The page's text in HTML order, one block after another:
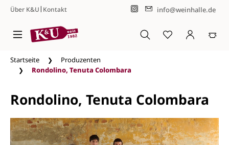
Zum Hauptinhalt springen
Über K&U| Kontakt info@weinhalle.de
Startseite
Produzenten
Rondolino, Tenuta Colombara
Rondolino, Tenuta Colombara